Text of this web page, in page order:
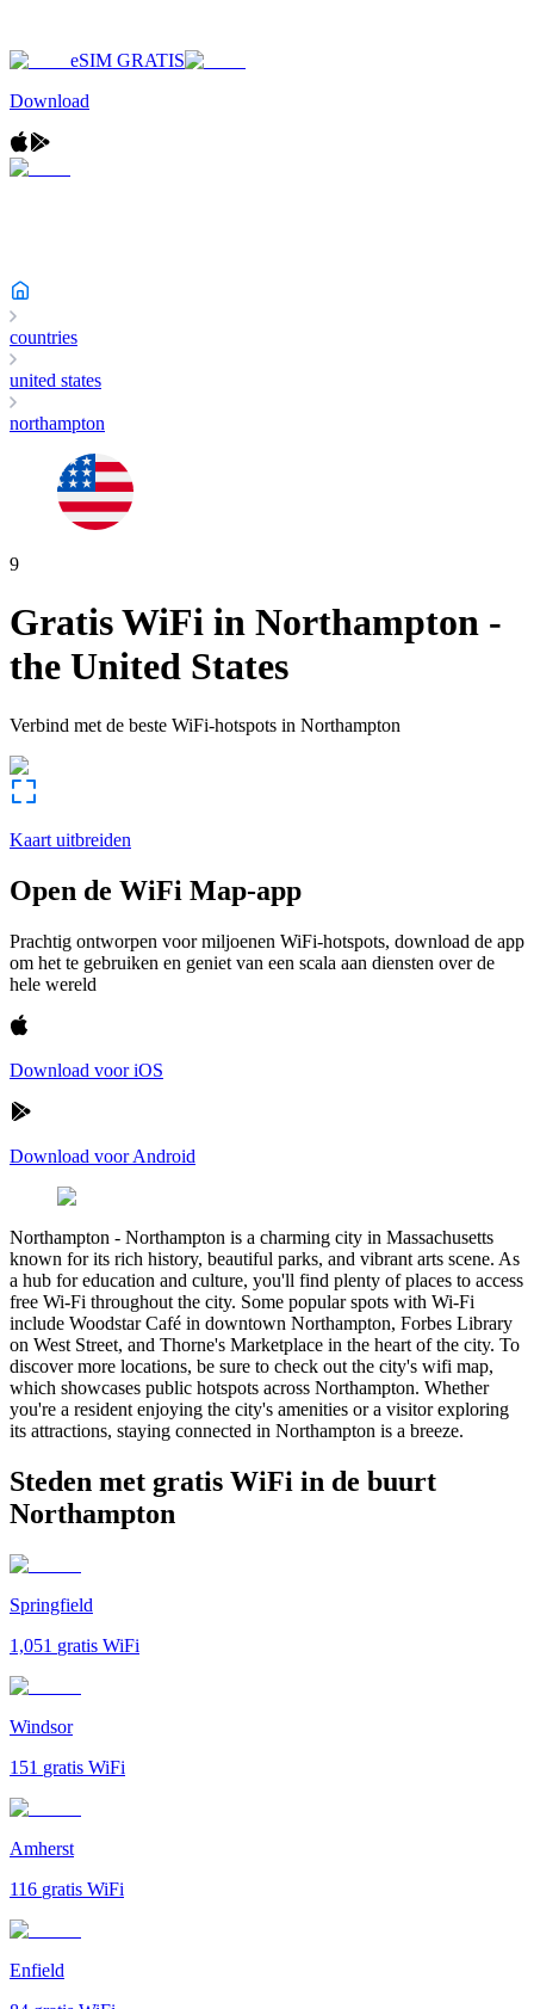
eSIM GRATIS
Download
countries
united states
northampton
9
Gratis WiFi in Northampton -
the United States
Verbind met de beste WiFi-hotspots in Northampton
Kaart uitbreiden
Open de WiFi Map-app
Prachtig ontworpen voor miljoenen WiFi-hotspots, download de app
om het te gebruiken en geniet van een scala aan diensten over de
hele wereld
Download voor iOS
Download voor Android
Northampton - Northampton is a charming city in Massachusetts
known for its rich history, beautiful parks, and vibrant arts scene. As
a hub for education and culture, you'll find plenty of places to access
free Wi-Fi throughout the city. Some popular spots with Wi-Fi
include Woodstar Café in downtown Northampton, Forbes Library
on West Street, and Thorne's Marketplace in the heart of the city. To
discover more locations, be sure to check out the city's wifi map,
which showcases public hotspots across Northampton. Whether
you're a resident enjoying the city's amenities or a visitor exploring
its attractions, staying connected in Northampton is a breeze.
Steden met gratis WiFi in de buurt
Northampton
Springfield
1,051 gratis WiFi
Windsor
151 gratis WiFi
Amherst
116 gratis WiFi
Enfield